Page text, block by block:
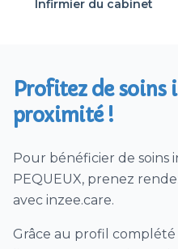
Ablation agrafes et/
Prélèvement urines /
Visites patient
SAMU
SOINS PALLIATIFS
Infirmier du cabinet
Profitez de soins
proximité !
Pour bénéficier de soins
PEQUEUX, prenez
avec inzee.care.
Grâce au profil